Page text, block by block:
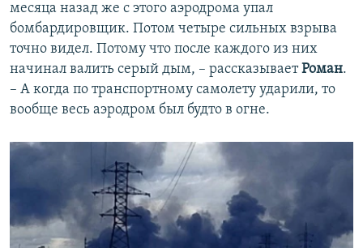
месяца назад же с этого аэродрома упал
бомбардировщик. Потом четыре сильных взрыва
точно видел. Потому что после каждого из них
начинал валить серый дым, – рассказываетРоман.
– А когда по транспортному самолету ударили, то
вообще весь аэродром был будто в огне.